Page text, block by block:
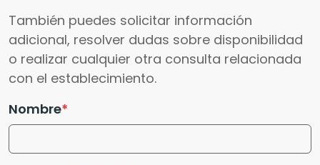
También puedes solicitar información
adicional, resolver dudas sobre disponibilidad
o realizar cualquier otra consulta relacionada
con el establecimiento.
Nombre